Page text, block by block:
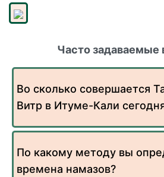
Часто задаваемые
Во сколько совершается
Витр в Итуме-Кали
По какому методу вы
времена намазов?